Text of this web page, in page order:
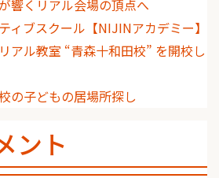
響くリアル会場の頂点へ
ィブスクール【NIJINアカデミー】
アル教室 “青森十和田校” を開校し
の子どもの居場所探し
ント